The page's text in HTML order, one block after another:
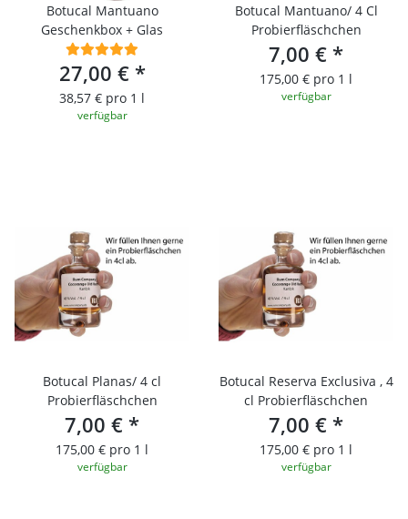
Botucal Mantuano
Geschenkbox + Glas
27,00 € *
38,57 € pro 1 l
verfügbar
Botucal Mantuano/ 4 Cl
Probierfläschchen
7,00 € *
175,00 € pro 1 l
verfügbar
Botucal Planas/ 4 cl
Probierfläschchen
7,00 € *
175,00 € pro 1 l
verfügbar
Botucal Reserva Exclusiva , 4
cl Probierfläschchen
7,00 € *
175,00 € pro 1 l
verfügbar